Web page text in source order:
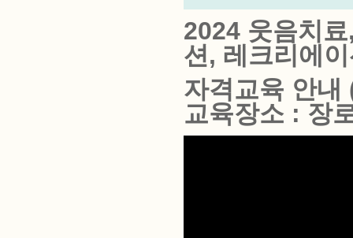
2024 웃음치
션, 레크리에
자격교육 안내
교육장소 : 장